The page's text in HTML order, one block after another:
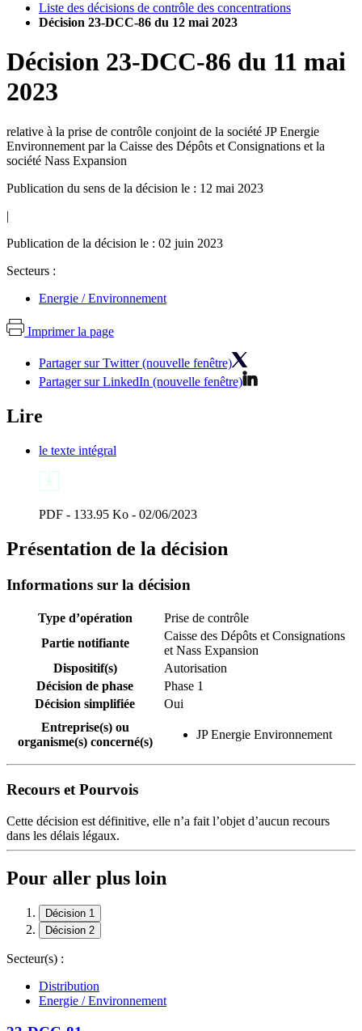
Liste des décisions de contrôle des concentrations
Décision 23-DCC-86 du 12 mai 2023
Décision 23-DCC-86 du 11 mai
2023
relative à la prise de contrôle conjoint de la société JP Energie
Environnement par la Caisse des Dépôts et Consignations et la
société Nass Expansion
Publication du sens de la décision le : 12 mai 2023
|
Publication de la décision le : 02 juin 2023
Secteurs :
Energie / Environnement
Imprimer la page
Partager sur Twitter (nouvelle fenêtre)
Partager sur LinkedIn (nouvelle fenêtre)
Lire
le texte intégral
PDF - 133.95 Ko - 02/06/2023
Présentation de la décision
Informations sur la décision
Type d’opération
Prise de contrôle
Partie notifiante
Caisse des Dépôts et Consignations
et Nass Expansion
Dispositif(s)
Autorisation
Décision de phase
Phase 1
Décision simplifiée
Oui
Entreprise(s) ou
organisme(s) concerné(s)
JP Energie Environnement
Recours et Pourvois
Cette décision est définitive, elle n’a fait l’objet d’aucun recours
dans les délais légaux.
Pour aller plus loin
Décision 1
Décision 2
Secteur(s) :
Distribution
Energie / Environnement